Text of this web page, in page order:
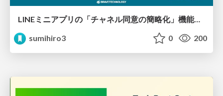
LINEミニアプリの「チャネル同意の簡略化」機能の利用必須化への対応
sumihiro3
0 200